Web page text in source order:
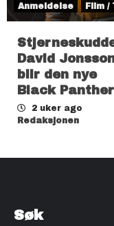
Anmeldelse Film /
David
blir den nye
Black Panther
2 uker ago
Redaksjonen
Søk